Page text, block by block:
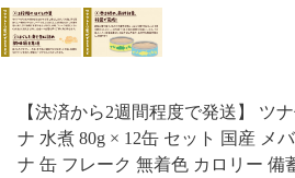
【決済から2週間程度で発送】 ツ
ナ 水煮 80g × 12缶 セット 国産 メバチマグロ 使用 【 缶詰 ツ
ナ 缶 フレーク 無着色 カロリー 備